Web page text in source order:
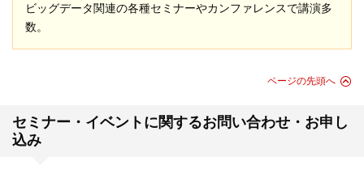
ビッグデータ関連の各種セミナーやカンファレンスで講演多
数。
ページの先頭へ
セミナー・イベントに関するお問い合わせ・お申し
込み